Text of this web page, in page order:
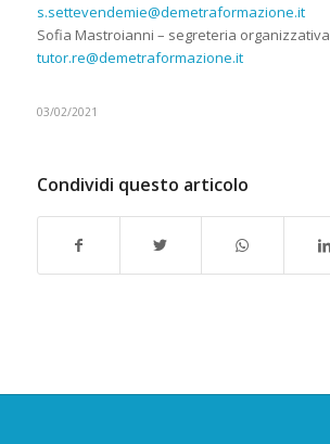
s.settevendemie@demetraformazione.it
Sofia Mastroianni – segreteria organizzativa
tutor.re@demetraformazione.it
03/02/2021
Condividi questo articolo